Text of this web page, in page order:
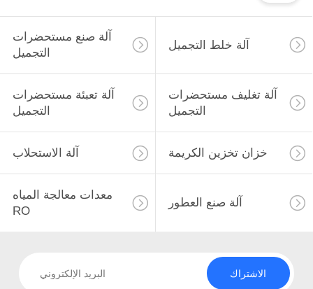
آلة صنع مستحضرات
التجميل
آلة خلط التجميل
آلة تعبئة مستحضرات
التجميل
آلة تغليف مستحضرات
التجميل
آلة الاستحلاب خزان تخزين الكريمة
معدات معالجة المياه
RO
آلة صنع العطور
الاشتراك